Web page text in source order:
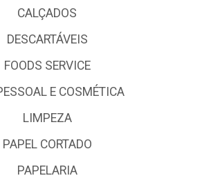
CALÇADOS
DESCARTÁVEIS
FOODS SERVICE
E COSMÉTICA
LIMPEZA
PAPEL CORTADO
PAPELARIA